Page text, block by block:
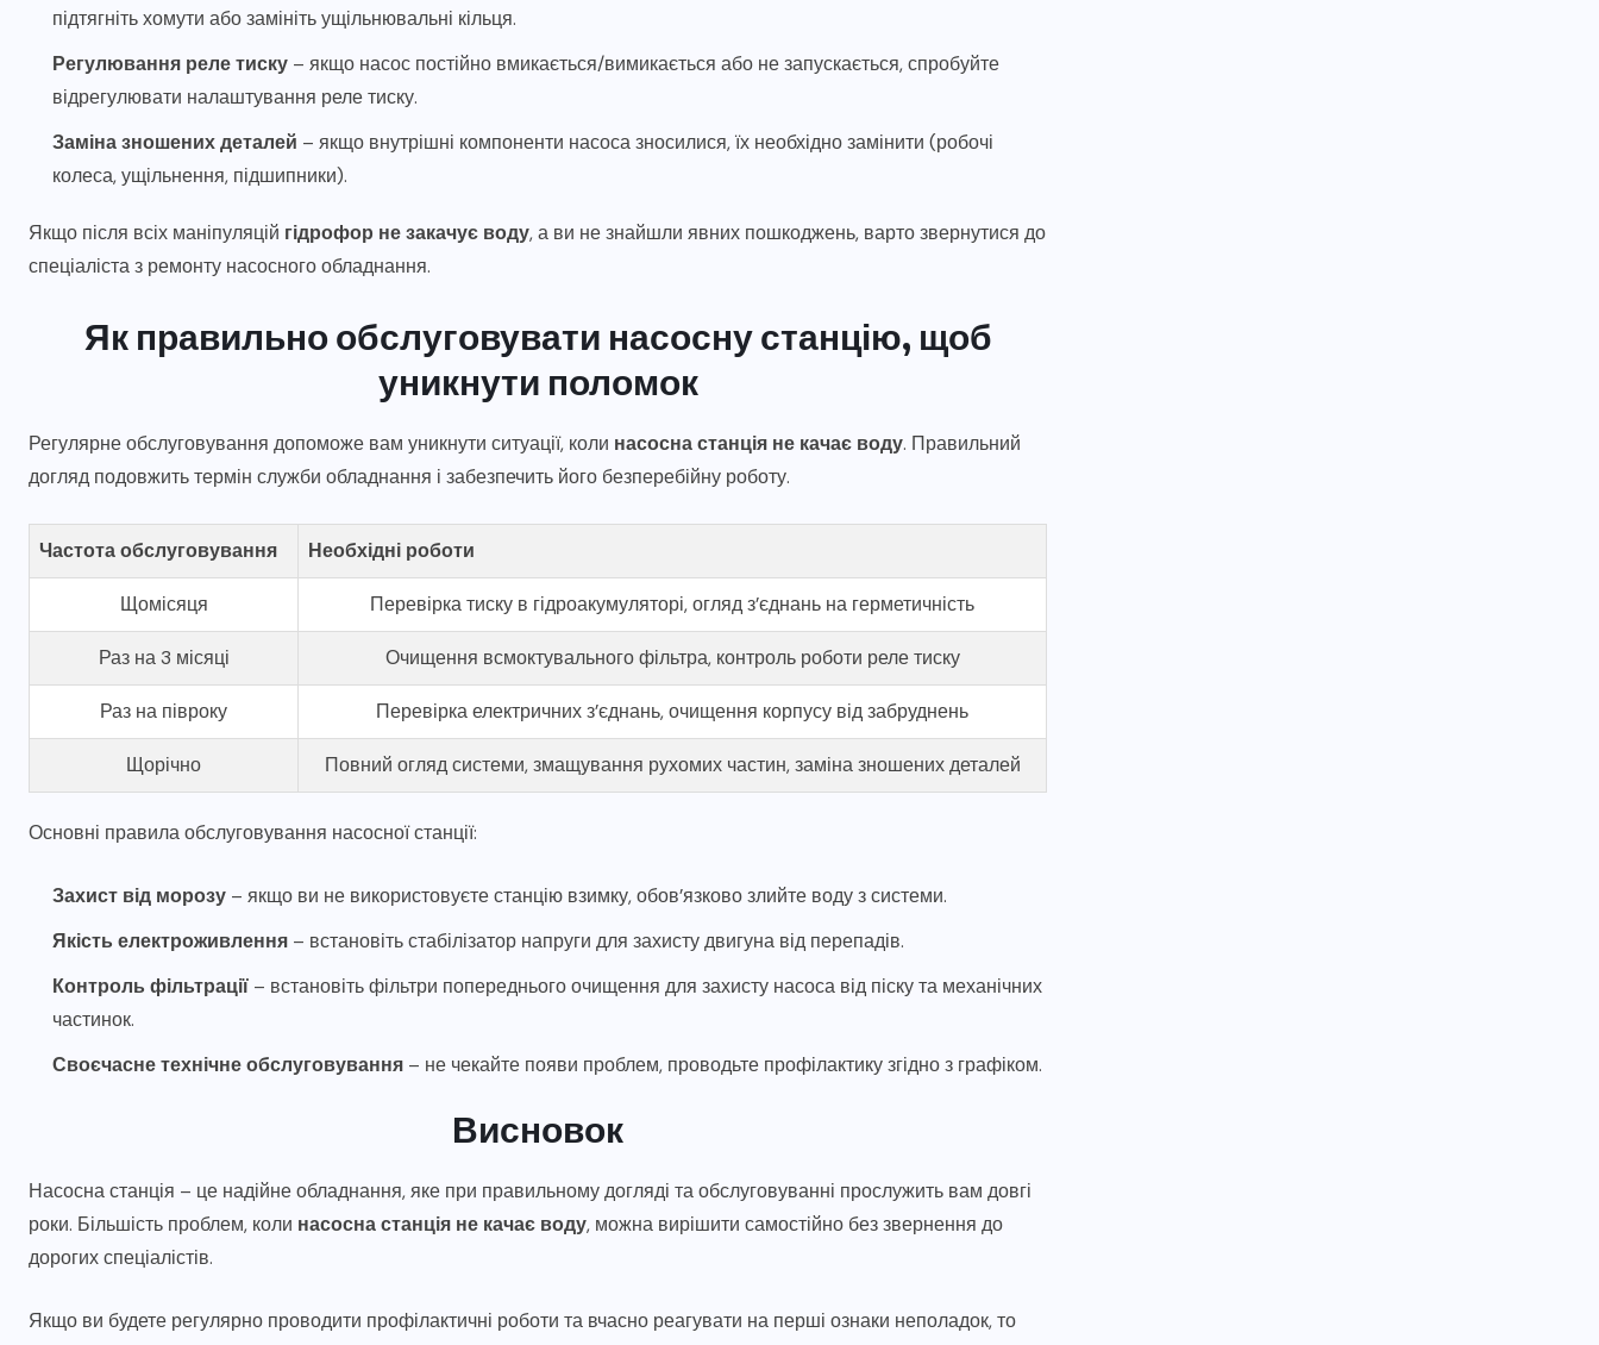
підтягніть хомути або замініть ущільнювальні кільця.
Регулювання реле тиску – якщо насос постійно вмикається/вимикається або не запускається, спробуйте
відрегулювати налаштування реле тиску.
Заміна зношених деталей – якщо внутрішні компоненти насоса зносилися, їх необхідно замінити (робочі
колеса, ущільнення, підшипники).
Якщо після всіх маніпуляцій гідрофор не закачує воду, а ви не знайшли явних пошкоджень, варто звернутися до
спеціаліста з ремонту насосного обладнання.
Як правильно обслуговувати насосну станцію, щоб
уникнути поломок
Регулярне обслуговування допоможе вам уникнути ситуації, коли насосна станція не качає воду. Правильний
догляд подовжить термін служби обладнання і забезпечить його безперебійну роботу.
Частота обслуговування Необхідні роботи
Щомісяця Перевірка тиску в гідроакумуляторі, огляд з’єднань на герметичність
Раз на 3 місяці Очищення всмоктувального фільтра, контроль роботи реле тиску
Раз на півроку Перевірка електричних з’єднань, очищення корпусу від забруднень
Щорічно Повний огляд системи, змащування рухомих частин, заміна зношених деталей
Основні правила обслуговування насосної станції:
Захист від морозу – якщо ви не використовуєте станцію взимку, обов’язково злийте воду з системи.
Якість електроживлення – встановіть стабілізатор напруги для захисту двигуна від перепадів.
Контроль фільтрації – встановіть фільтри попереднього очищення для захисту насоса від піску та механічних
частинок.
Своєчасне технічне обслуговування – не чекайте появи проблем, проводьте профілактику згідно з графіком.
Висновок
Насосна станція – це надійне обладнання, яке при правильному догляді та обслуговуванні прослужить вам довгі
роки. Більшість проблем, коли насосна станція не качає воду, можна вирішити самостійно без звернення до
дорогих спеціалістів.
Якщо ви будете регулярно проводити профілактичні роботи та вчасно реагувати на перші ознаки неполадок, то